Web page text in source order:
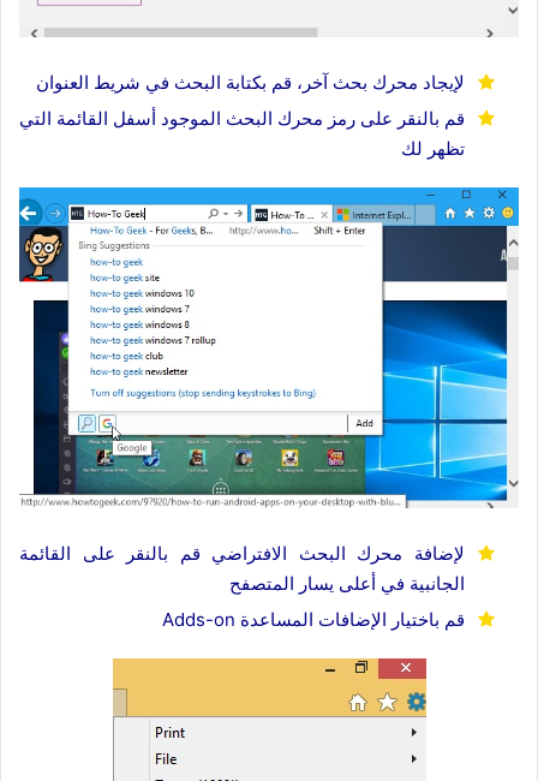
لإيجاد محرك بحث آخر، قم بكتابة البحث في شريط العنوان
قم بالنقر على رمز محرك البحث الموجود أسفل القائمة التي
تظهر لك
لإضافة محرك البحث الافتراضي قم بالنقر على القائمة
الجانبية في أعلى يسار المتصفح
قم باختيار الإضافات المساعدة Adds-on